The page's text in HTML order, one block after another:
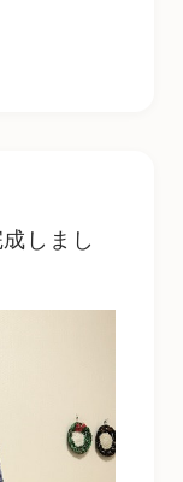
しまし